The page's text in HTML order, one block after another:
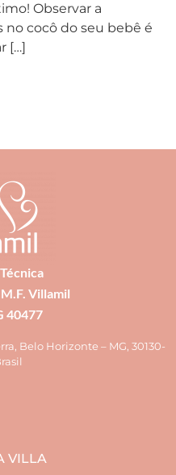
Observar a
no cocô do seu bebê é
[…]
Villamil
40477
Belo Horizonte – MG, 30130-
VILLA